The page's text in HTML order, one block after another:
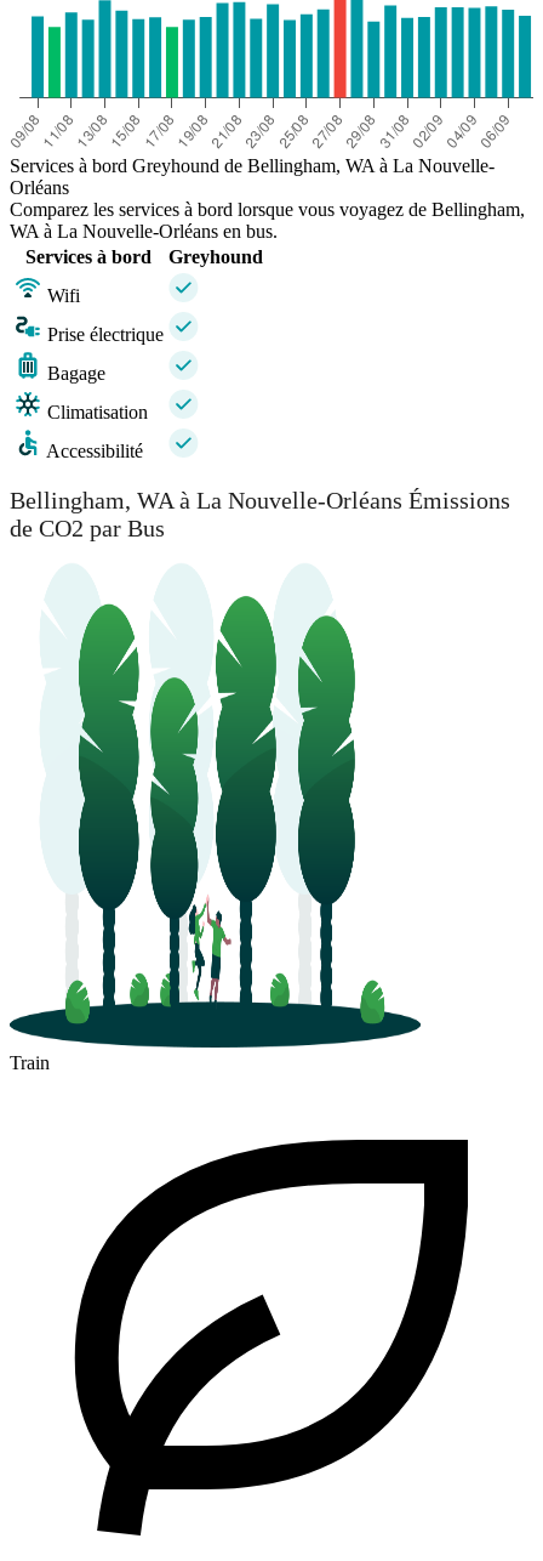
Services à bord Greyhound de Bellingham, WA à La Nouvelle-
Orléans
Comparez les services à bord lorsque vous voyagez de Bellingham,
WA à La Nouvelle-Orléans en bus.
Services à bord
Greyhound
Wifi
Prise électrique
Bagage
Climatisation
Accessibilité
Bellingham, WA à La Nouvelle-Orléans Émissions
de CO2 par Bus
Train